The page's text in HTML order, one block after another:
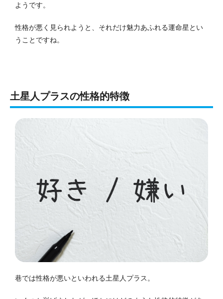
ようです。
性格が悪く見られようと、それだけ魅力あふれる運命星とい
うことですね。
土星人プラスの性格的特徴
巷では性格が悪いといわれる土星人プラス。